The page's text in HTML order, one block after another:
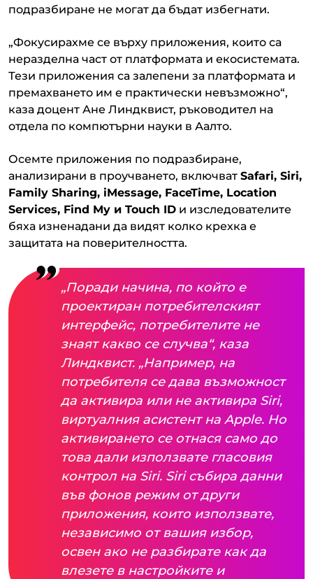
подразбиране не могат да бъдат избегнати.
„Фокусирахме се върху приложения, които са
неразделна част от платформата и екосистемата.
Тези приложения са залепени за платформата и
премахването им е практически невъзможно“,
каза доцент Ане Линдквист, ръководител на
отдела по компютърни науки в Аалто.
Осемте приложения по подразбиране,
анализирани в проучването, включват Safari, Siri,
Family Sharing, iMessage, FaceTime, Location
Services, Find My и Touch ID и изследователите
бяха изненадани да видят колко крехка е
защитата на поверителността.
„Поради начина, по който е
проектиран потребителският
интерфейс, потребителите не
знаят какво се случва“, каза
Линдквист. „Например, на
потребителя се дава възможност
да активира или не активира Siri,
виртуалния асистент на Apple. Но
активирането се отнася само до
това дали използвате гласовия
контрол на Siri. Siri събира данни
във фонов режим от други
приложения, които използвате,
независимо от вашия избор,
освен ако не разбирате как да
влезете в настройките и